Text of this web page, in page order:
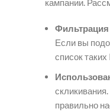
Фильтрация
Если вы
список
правильно